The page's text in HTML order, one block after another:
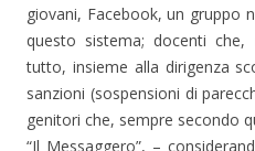
giovani, Facebook, un gruppo
questo sistema; docenti
tutto, insieme alla dirigenza
sanzioni (sospensioni di
genitori che, sempre secondo
“Il Messaggero”, –